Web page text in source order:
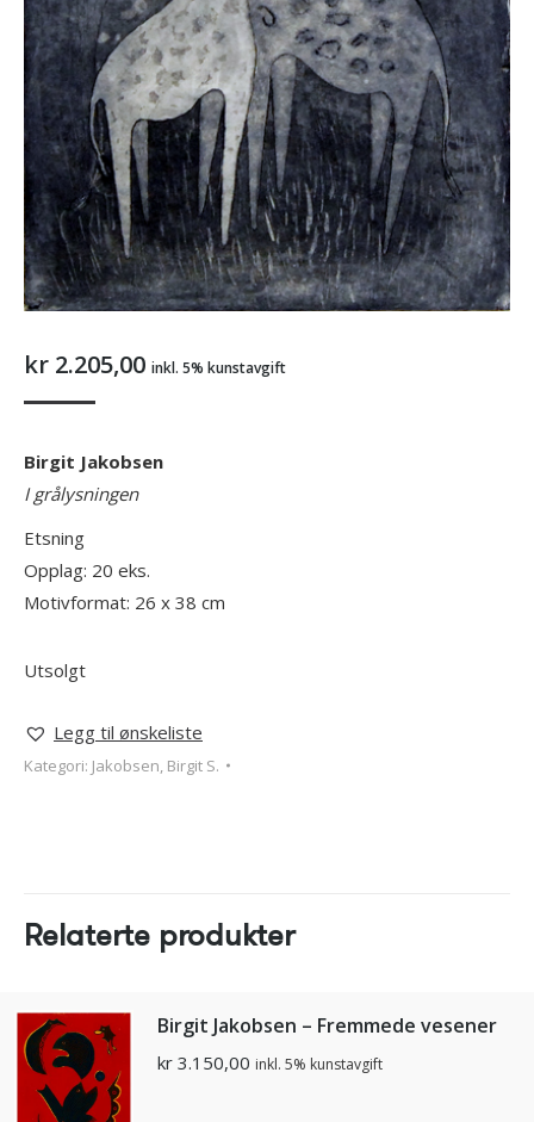
kr 2.205,00 inkl. 5% kunstavgift
Birgit Jakobsen
I grålysningen
Etsning
Opplag: 20 eks.
Motivformat: 26 x 38 cm
Utsolgt
Legg til ønskeliste
Kategori: Jakobsen, Birgit S.
Relaterte produkter
Birgit Jakobsen – Fremmede vesener
kr 3.150,00 inkl. 5% kunstavgift